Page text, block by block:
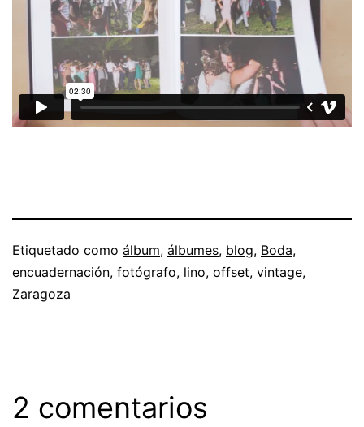
Etiquetado como álbum, álbumes, blog, Boda,
encuadernación, fotógrafo, lino, offset, vintage,
Zaragoza
2 comentarios